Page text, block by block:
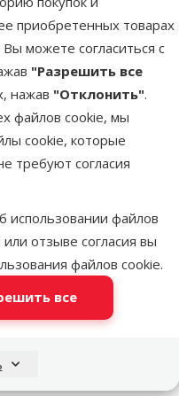
приобретенных товарах
можете согласиться с
"Разрешить все
нажав "Отклонить".
файлов cookie, мы
cookie, которые
требуют согласия
файлов
отзыве согласия вы
файлов cookie.
все
– Ontario Pouch
in Broth, 80 г
– Ontario Pouch